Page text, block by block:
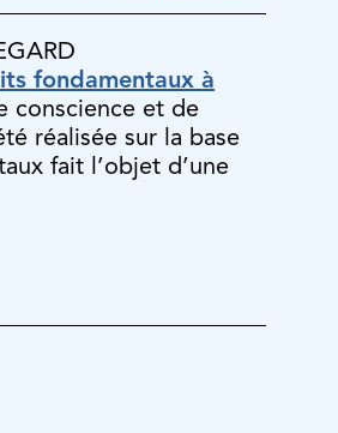
fondamentaux à
conscience et de
réalisée sur la base
fait l’objet d’une